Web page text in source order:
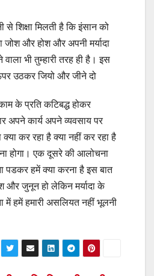
शिक्षा मिलती है कि इंसान को
और होश और अपनी मर्यादा
वाला भी तुम्हारी तरह ही है। इस
उठकर जियो और जीने दो
के प्रति कटिबद्ध होकर
अपने कार्य अपने व्यवसाय पर
क्या कर रहा है क्या नहीं कर रहा है
होगा। एक दूसरे की आलोचना
पडकर हमें क्या करना है इस बात
और जुनून हो लेकिन मर्यादा के
में हमें हमारी असलियत नहीं भूलनी